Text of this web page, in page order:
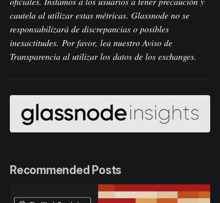
cautela al utilizar estas métricas. Glassnode no se
responsabilizará de discrepancias o posibles
inexactitudes. Por favor, lea nuestro Aviso de
Transparencia al utilizar los datos de los exchanges.
Recommended Posts